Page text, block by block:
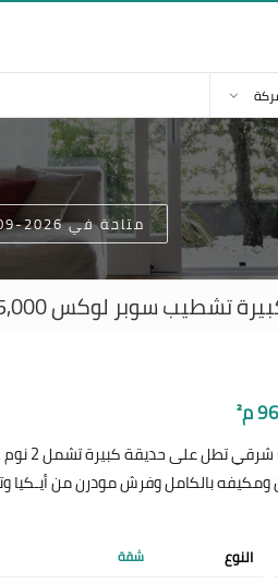
تشطيب سوبر لوكس 25,000 ج
متاحة في 2026-09-30
96 م²
النوع شقة